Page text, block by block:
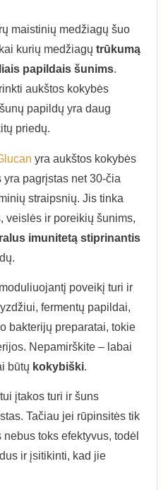
maistinių medžiagų šuo
kurių medžiagų trūkumą
papildais šunims.
aukštos kokybės
papildų yra daug
priedų.
yra aukštos kokybės
pagrįstas net 30-čia
straipsnių. Jis tinka
veislės ir poreikių šunims,
imunitetą stiprinantis
poveikį turi ir
fermentų papildai,
bakterijų preparatai, tokie
Nepamirškite – labai
būtų kokybiški.
įtakos turi ir šuns
Tačiau jei rūpinsitės tik
toks efektyvus, todėl
ir įsitikinti, kad jie